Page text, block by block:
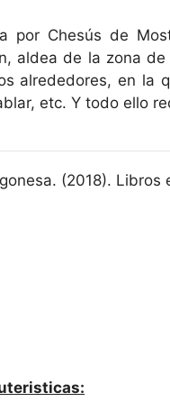
por Chesús de
aldea de la zona
alrededores, en la
etc. Y todo ello
(2018).